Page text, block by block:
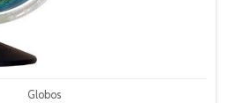
Globos